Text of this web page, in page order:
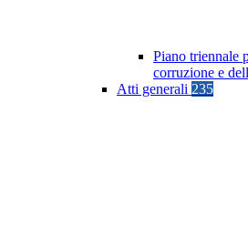
Piano triennale
corruzione e
Atti generali 235